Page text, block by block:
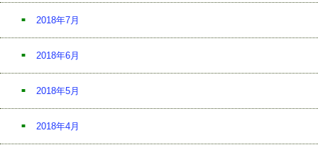
2018年7月
2018年6月
2018年5月
2018年4月